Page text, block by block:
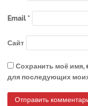
Email*
Сайт
Сохранить моё имя,
для последующих